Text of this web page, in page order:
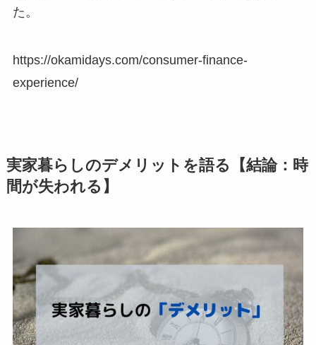
た。
https://okamidays.com/consumer-finance-
experience/
実家暮らしのデメリットを語る【結論：時
間が失われる】